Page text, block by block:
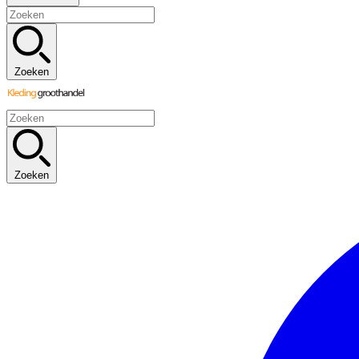
Zoeken
Zoeken